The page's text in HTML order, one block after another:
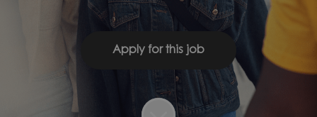
Apply for this job